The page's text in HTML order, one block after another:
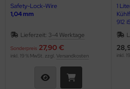
Safety-Lock-Wire
1,04 mm
Lieferzeit: 3-4 Werktage
Sonderpreis 27,90 €
inkl. 19 % MwSt. zzgl. Versandkosten
1
912
inkl.
& Kraftstoffanlagen
Ersatzteile
Dämpfer